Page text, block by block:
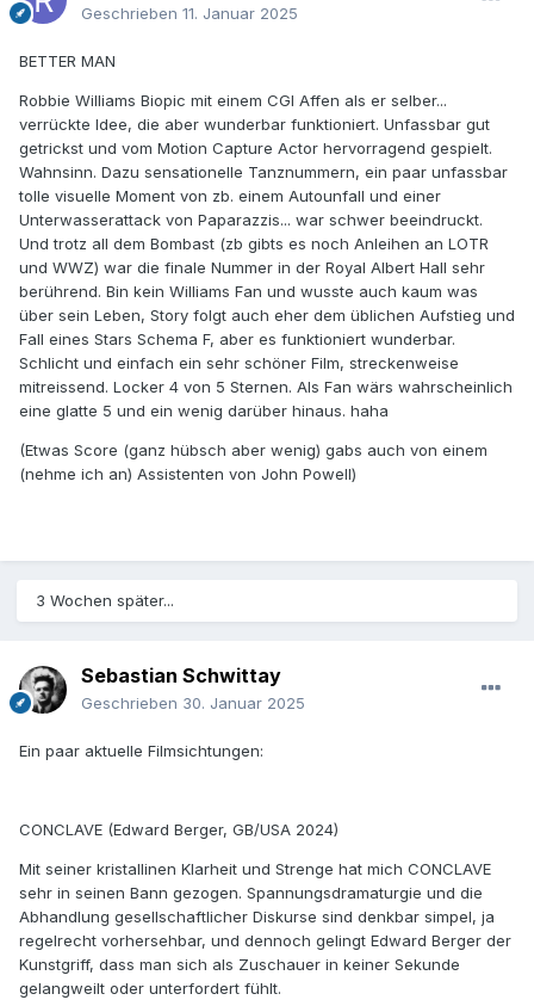
Geschrieben 11. Januar 2025
BETTER MAN
Robbie Williams Biopic mit einem CGI Affen als er selber...
verrückte Idee, die aber wunderbar funktioniert. Unfassbar gut
getrickst und vom Motion Capture Actor hervorragend gespielt.
Wahnsinn. Dazu sensationelle Tanznummern, ein paar unfassbar
tolle visuelle Moment von zb. einem Autounfall und einer
Unterwasserattack von Paparazzis... war schwer beeindruckt.
Und trotz all dem Bombast (zb gibts es noch Anleihen an LOTR
und WWZ) war die finale Nummer in der Royal Albert Hall sehr
berührend. Bin kein Williams Fan und wusste auch kaum was
über sein Leben, Story folgt auch eher dem üblichen Aufstieg und
Fall eines Stars Schema F, aber es funktioniert wunderbar.
Schlicht und einfach ein sehr schöner Film, streckenweise
mitreissend. Locker 4 von 5 Sternen. Als Fan wärs wahrscheinlich
eine glatte 5 und ein wenig darüber hinaus. haha
(Etwas Score (ganz hübsch aber wenig) gabs auch von einem
(nehme ich an) Assistenten von John Powell)
3 Wochen später...
Sebastian Schwittay
Geschrieben 30. Januar 2025
Ein paar aktuelle Filmsichtungen:
CONCLAVE (Edward Berger, GB/USA 2024)
Mit seiner kristallinen Klarheit und Strenge hat mich CONCLAVE
sehr in seinen Bann gezogen. Spannungsdramaturgie und die
Abhandlung gesellschaftlicher Diskurse sind denkbar simpel, ja
regelrecht vorhersehbar, und dennoch gelingt Edward Berger der
Kunstgriff, dass man sich als Zuschauer in keiner Sekunde
gelangweilt oder unterfordert fühlt.